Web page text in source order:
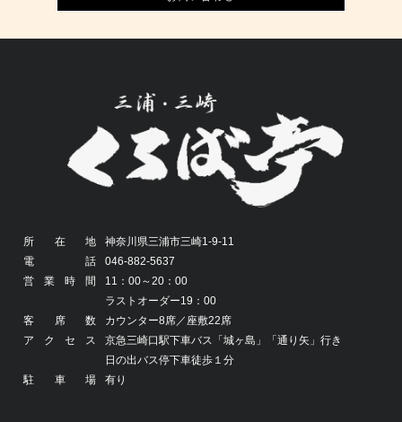
所在地
神奈川県三浦市三崎1-9-11
電話
046-882-5637
営業時間
11：00～20：00
ラストオーダー19：00
客席数
カウンター8席／座敷22席
アクセス
京急三崎口駅下車バス「城ヶ島」「通り矢」行き
日の出バス停下車徒歩１分
駐車場
有り